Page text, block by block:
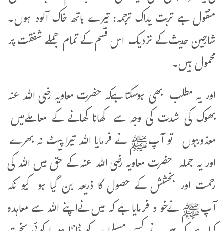
منقول ہے تربت يداك ترجمہ: تیرے ہاتھ خاک آلود ہوں۔
شارحین حدیث کے نزدیک اس قسم کے تمام جملے شفقت پر
محمول ہیں۔
اور یہ مطلب بھی ہوسکتا ہےکہ حضرت معاویہ رضی اللہ عنہ
بھوک کی شدت کی وجہ سے کھانا کھانے کے معاملےمیں
معذورہوں تو آپﷺ نے فرمایا اللہ تیرا پیٹ نہ بھرے
اور یہ جملہ حضرت معاویہ رضی اللہ عنہ کے حق میں اللہ کی
رحمت اور بخشش کے حصول کا ذریعہ بن گیا ہو کیو نکہ
آپﷺ نےخو د فرمایا ہے کہ میں نےاپنے اللہ سے معاہدہ